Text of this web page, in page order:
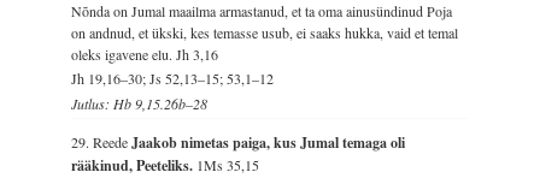
Nõnda on Jumal maailma armastanud, et ta oma ainusündinud Poja
on andnud, et ükski, kes temasse usub, ei saaks hukka, vaid et temal
oleks igavene elu.Jh 3,16
Jh 19,16–30; Js 52,13–15; 53,1–12
Jutlus: Hb 9,15.26b–28
29. ReedeJaakob nimetas paiga, kus Jumal temaga oli
rääkinud, Peeteliks. 1Ms 35,15